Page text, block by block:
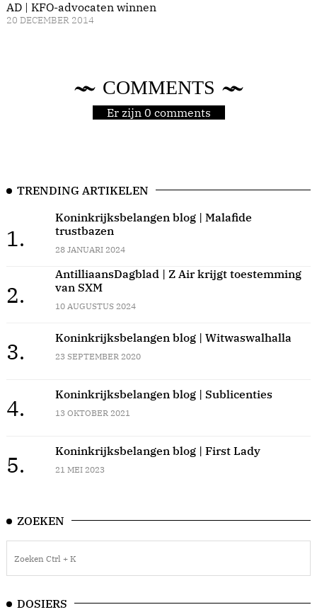
AD | KFO-advocaten winnen
20 DECEMBER 2014
COMMENTS
Er zijn 0 comments
TRENDING ARTIKELEN
1.
Koninkrijksbelangen blog | Malafide
trustbazen
28 JANUARI 2024
2.
AntilliaansDagblad | Z Air krijgt toestemming
van SXM
10 AUGUSTUS 2024
3.
Koninkrijksbelangen blog | Witwaswalhalla
23 SEPTEMBER 2020
4.
Koninkrijksbelangen blog | Sublicenties
13 OKTOBER 2021
5.
Koninkrijksbelangen blog | First Lady
21 MEI 2023
ZOEKEN
DOSIERS